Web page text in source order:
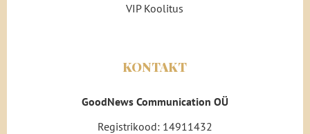
VIP Koolitus
KONTAKT
GoodNews Communication OÜ
Registrikood: 14911432